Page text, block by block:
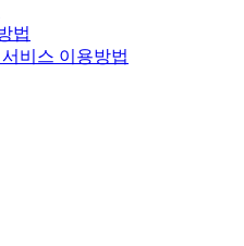
법
비스 이용방법